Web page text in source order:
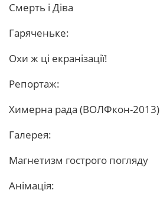
Смерть і Діва
Гаряченьке:
Охи ж ці екранізації!
Репортаж:
Химерна рада (ВОЛФкон-2013)
Галерея:
Магнетизм гострого погляду
Анімація: